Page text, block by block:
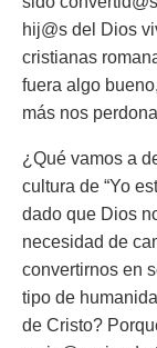
hij@s del Dios
cristianas
fuera algo
más nos
¿Qué vamos a
cultura de “Yo
dado que Dios
necesidad de
convertirnos en
tipo de
de Cristo?